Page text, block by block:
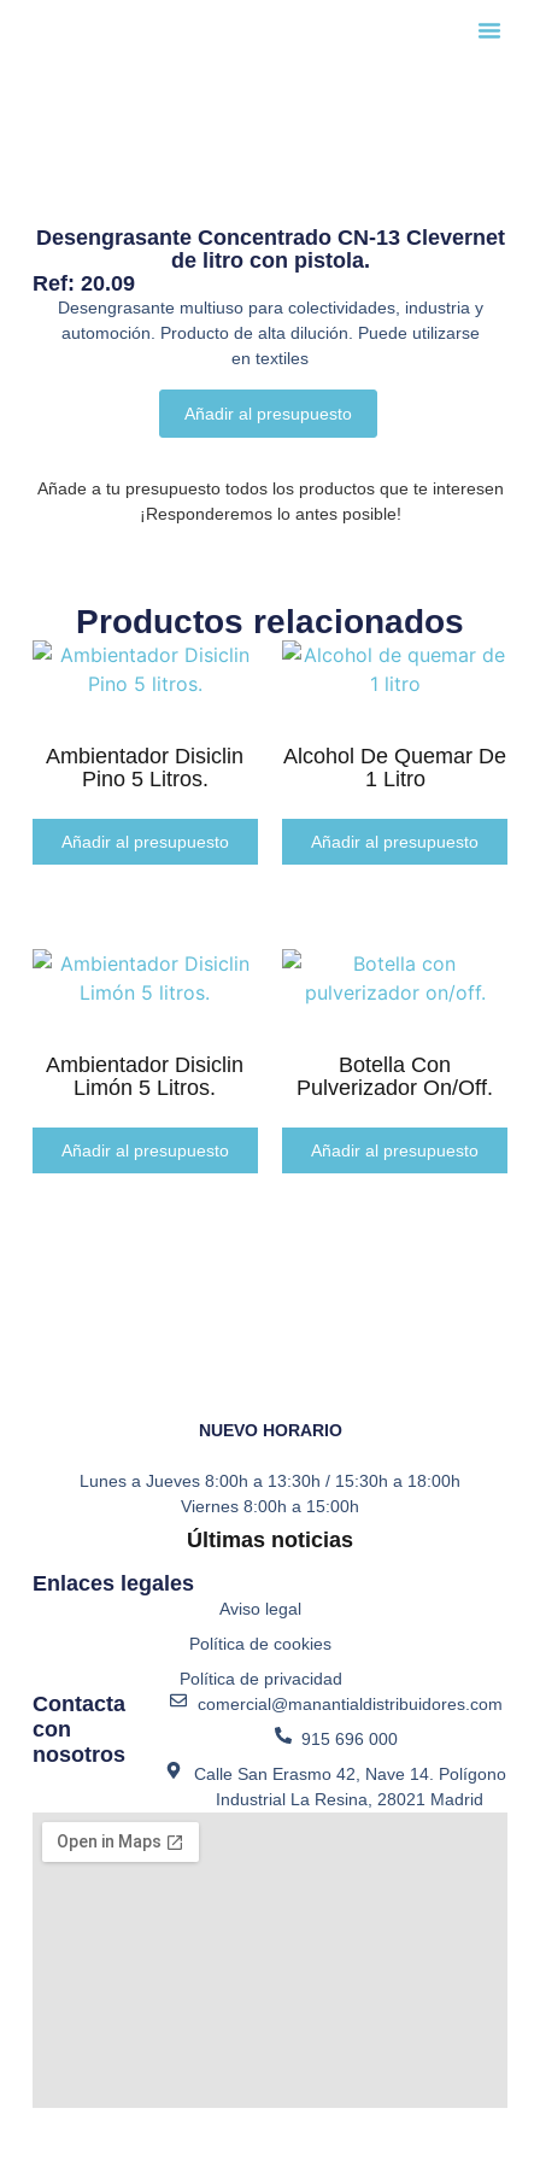
Desengrasante Concentrado CN-13 Clevernet
de litro con pistola.
Ref: 20.09
Desengrasante multiuso para colectividades, industria y
automoción. Producto de alta dilución. Puede utilizarse
en textiles
Añadir al presupuesto
Añade a tu presupuesto todos los productos que te interesen
¡Responderemos lo antes posible!
Productos relacionados
Ambientador Disiclin
Pino 5 Litros.
Añadir al presupuesto
Alcohol De Quemar De
1 Litro
Añadir al presupuesto
Ambientador Disiclin
Limón 5 Litros.
Añadir al presupuesto
Botella Con
Pulverizador On/off.
Añadir al presupuesto
NUEVO HORARIO
Lunes a Jueves 8:00h a 13:30h / 15:30h a 18:00h
Viernes 8:00h a 15:00h
Últimas noticias
Enlaces legales
Aviso legal
Política de cookies
Política de privacidad
Contacta
con
nosotros
comercial@manantialdistribuidores.com
915 696 000
Calle San Erasmo 42, Nave 14. Polígono
Industrial La Resina, 28021 Madrid